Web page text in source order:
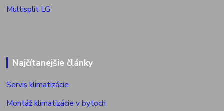
Multisplit LG
Najčítanejšie články
Servis klimatizácie
Montáž klimatizácie v bytoch